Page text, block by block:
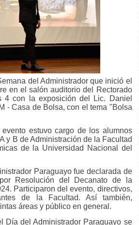
del Administrador que inició el
en el salón auditorio del Rectorado
4 con la exposición del Lic. Daniel
- Casa de Bolsa, con el tema "Bolsa
estuvo cargo de los alumnos
y B de Administración de la Facultad
de la Universidad Nacional del
Paraguayo fue declarada de
Resolución del Decanato de la
Participaron del evento, directivos,
de la Facultad. Así también,
áreas y público en general.
Día del Administrador Paraguayo se